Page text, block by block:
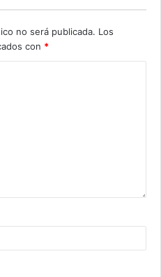
no será publicada. Los
con *